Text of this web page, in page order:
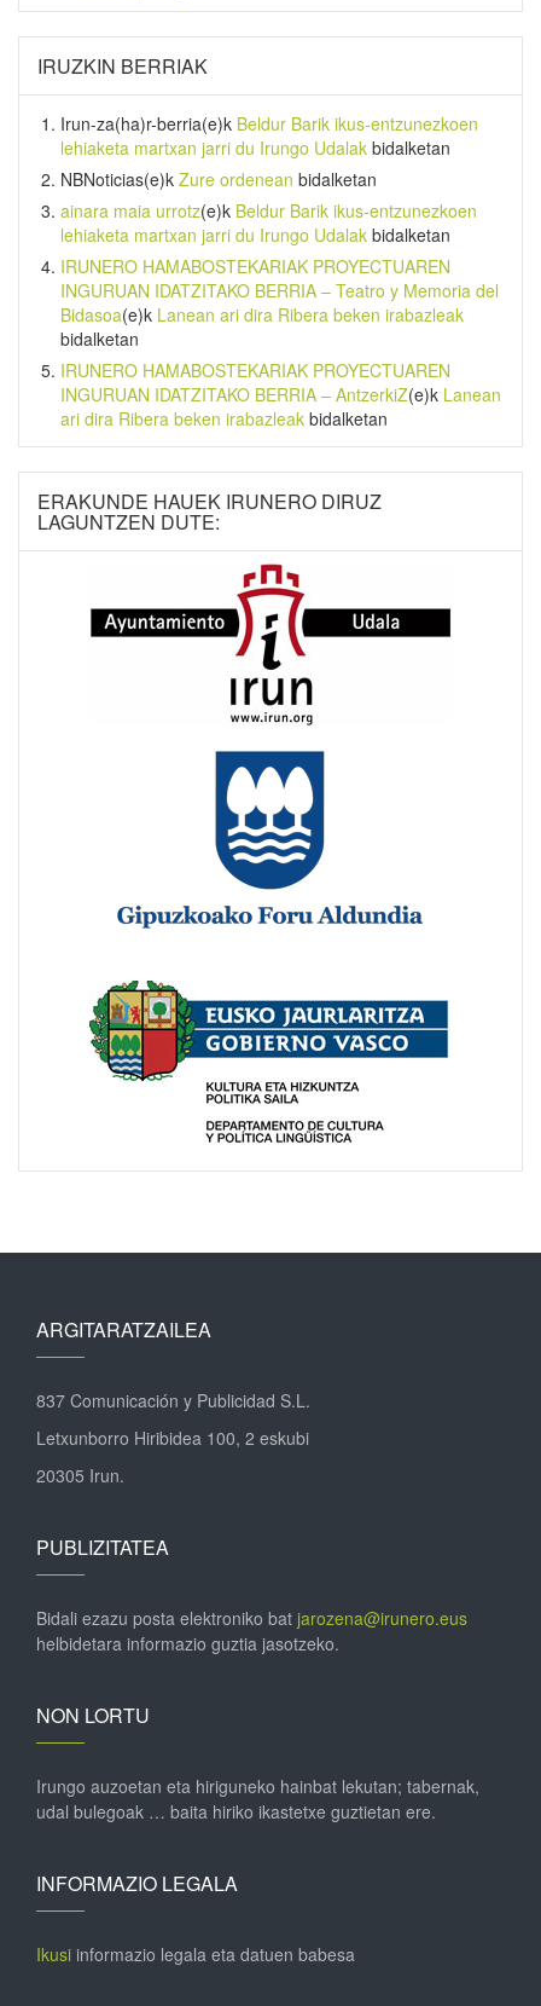
IRUZKIN BERRIAK
Irun-za(ha)r-berria(e)k Beldur Barik ikus-entzunezkoen
lehiaketa martxan jarri du Irungo Udalak bidalketan
NBNoticias(e)k Zure ordenean bidalketan
ainara maia urrotz(e)k Beldur Barik ikus-entzunezkoen
lehiaketa martxan jarri du Irungo Udalak bidalketan
IRUNERO HAMABOSTEKARIAK PROYECTUAREN
INGURUAN IDATZITAKO BERRIA – Teatro y Memoria del
Bidasoa(e)k Lanean ari dira Ribera beken irabazleak
bidalketan
IRUNERO HAMABOSTEKARIAK PROYECTUAREN
INGURUAN IDATZITAKO BERRIA – AntzerkiZ(e)k Lanean
ari dira Ribera beken irabazleak bidalketan
ERAKUNDE HAUEK IRUNERO DIRUZ
LAGUNTZEN DUTE:
ARGITARATZAILEA
837 Comunicación y Publicidad S.L.
Letxunborro Hiribidea 100, 2 eskubi
20305 Irun.
PUBLIZITATEA
Bidali ezazu posta elektroniko bat jarozena@irunero.eus
helbidetara informazio guztia jasotzeko.
NON LORTU
Irungo auzoetan eta hiriguneko hainbat lekutan; tabernak,
udal bulegoak … baita hiriko ikastetxe guztietan ere.
INFORMAZIO LEGALA
Ikusi informazio legala eta datuen babesa